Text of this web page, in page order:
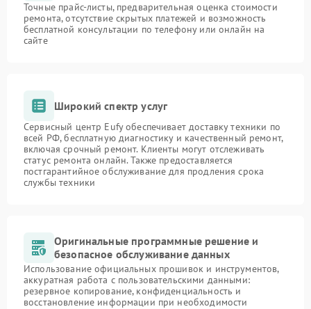
Точные прайс-листы, предварительная оценка стоимости
ремонта, отсутствие скрытых платежей и возможность
бесплатной консультации по телефону или онлайн на
сайте
Широкий спектр услуг
Сервисный центр Eufy обеспечивает доставку техники по
всей РФ, бесплатную диагностику и качественный ремонт,
включая срочный ремонт. Клиенты могут отслеживать
статус ремонта онлайн. Также предоставляется
постгарантийное обслуживание для продления срока
службы техники
Оригинальные программные решение и
безопасное обслуживание данных
Использование официальных прошивок и инструментов,
аккуратная работа с пользовательскими данными:
резервное копирование, конфиденциальность и
восстановление информации при необходимости